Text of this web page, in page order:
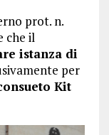
prot. n.
che il
istanza di
per
Kit